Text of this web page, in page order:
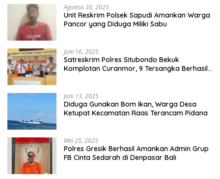
Agustus 30, 2025
Unit Reskrim Polsek Sapudi Amankan Warga
Pancor yang Diduga Miliki Sabu
Juni 16, 2025
Satreskrim Polres Situbondo Bekuk
Komplotan Curanmor, 9 Tersangka Berhasil
Juni 13, 2025
Diduga Gunakan Bom Ikan, Warga Desa
Ketupat Kecamatan Raas Terancam Pidana
Mei 25, 2025
Polres Gresik Berhasil Amankan Admin Grup
FB Cinta Sedarah di Denpasar Bali